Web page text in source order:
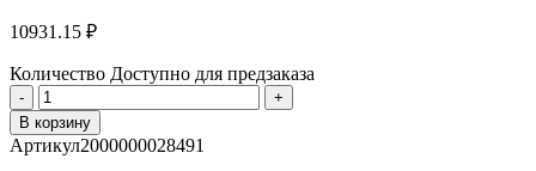
10931.15 ₽
Количество Доступно для предзаказа
Количество
товара
Автоматический
выключатель
В корзину
Артикул2000000028491